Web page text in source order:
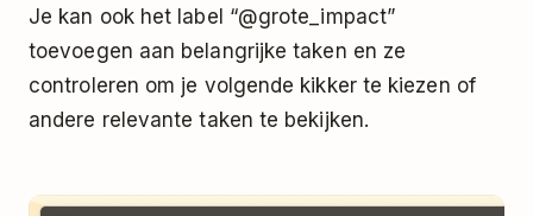
Je kan ook het label “@grote_impact”
toevoegen aan belangrijke taken en ze
controleren om je volgende kikker te kiezen of
andere relevante taken te bekijken.